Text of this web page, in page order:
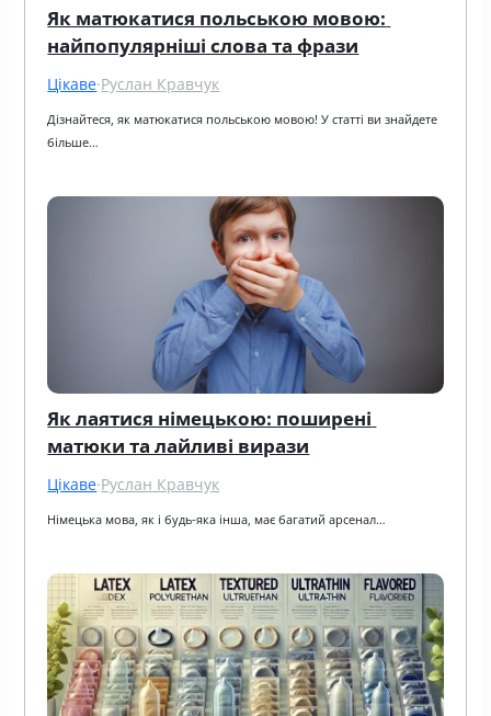
Як матюкатися польською мовою:
найпопулярніші слова та фрази
Цікаве·Руслан Кравчук
Дізнайтеся, як матюкатися польською мовою! У статті ви знайдете
більше…
Як лаятися німецькою: поширені
матюки та лайливі вирази
Цікаве·Руслан Кравчук
Німецька мова, як і будь-яка інша, має багатий арсенал…